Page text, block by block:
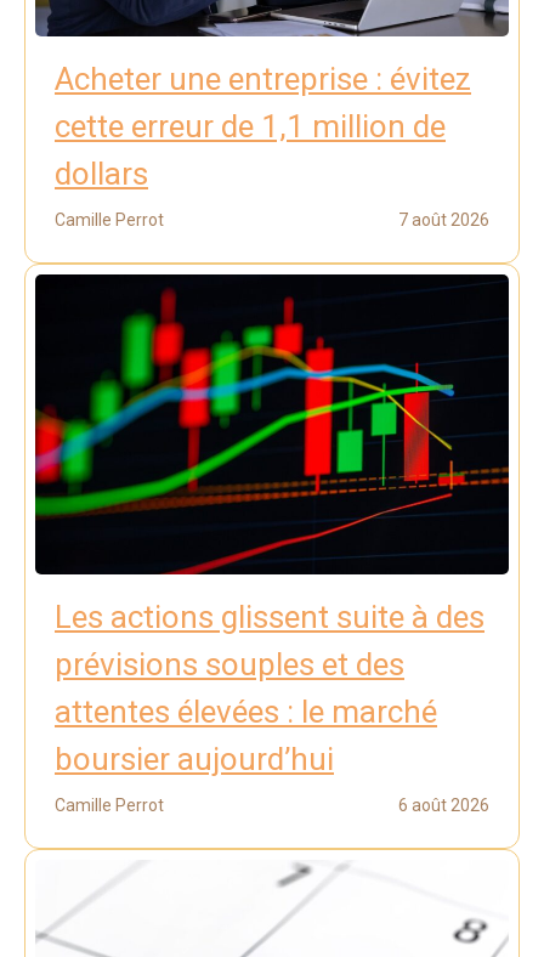
Acheter une entreprise : évitez
cette erreur de 1,1 million de
dollars
Camille Perrot 7 août 2026
Les actions glissent suite à des
prévisions souples et des
attentes élevées : le marché
boursier aujourd’hui
Camille Perrot 6 août 2026